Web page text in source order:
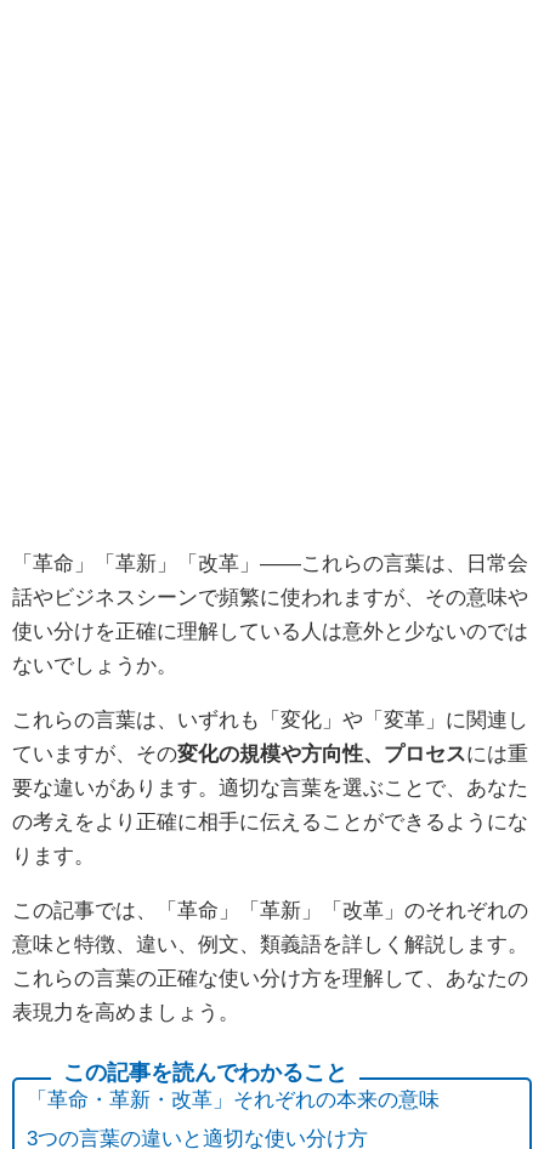
「革命」「革新」「改革」——これらの言葉は、日常会
話やビジネスシーンで頻繁に使われますが、その意味や
使い分けを正確に理解している人は意外と少ないのでは
ないでしょうか。
これらの言葉は、いずれも「変化」や「変革」に関連し
ていますが、その変化の規模や方向性、プロセスには重
要な違いがあります。適切な言葉を選ぶことで、あなた
の考えをより正確に相手に伝えることができるようにな
ります。
この記事では、「革命」「革新」「改革」のそれぞれの
意味と特徴、違い、例文、類義語を詳しく解説します。
これらの言葉の正確な使い分け方を理解して、あなたの
表現力を高めましょう。
「革命・革新・改革」それぞれの本来の意味
3つの言葉の違いと適切な使い分け方